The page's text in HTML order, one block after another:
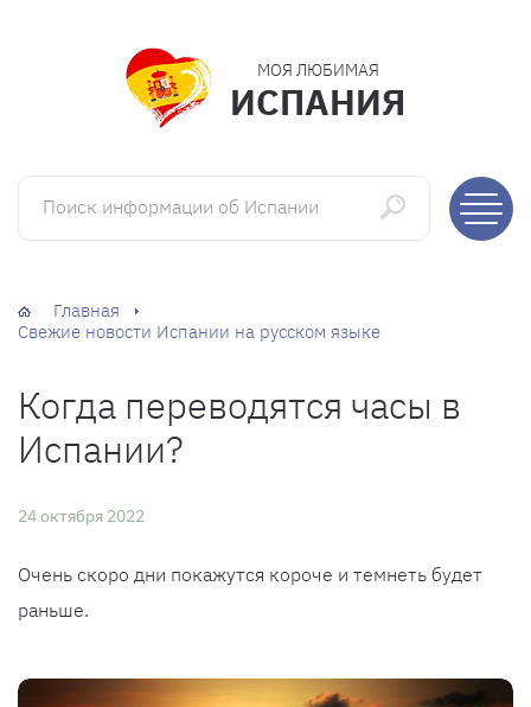
МОЯ ЛЮБИМАЯ
ИСПАНИЯ
Поиск информации об Испании
Главная
Свежие новости Испании на русском языке
Когда переводятся часы в
Испании?
24 октября 2022
Очень скоро дни покажутся короче и темнеть будет
раньше.